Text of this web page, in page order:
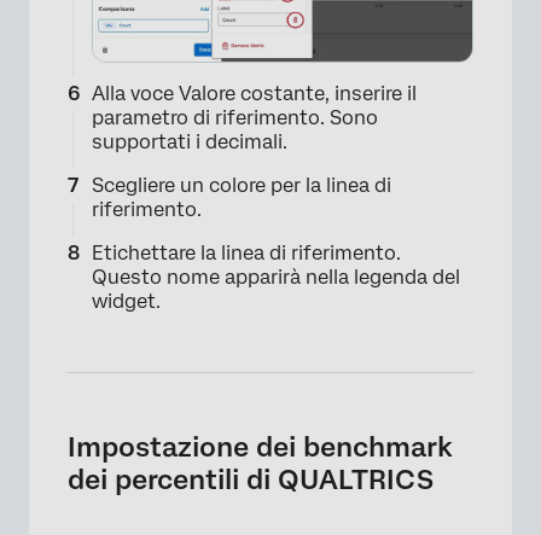
Alla voce Valore costante, inserire il
parametro di riferimento. Sono
supportati i decimali.
Scegliere un colore per la linea di
riferimento.
Etichettare la linea di riferimento.
Questo nome apparirà nella legenda del
widget.
Impostazione dei benchmark
dei percentili di QUALTRICS